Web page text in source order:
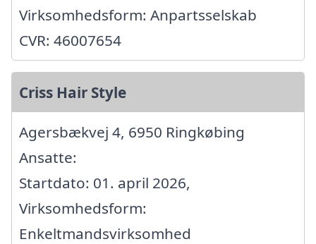
Virksomhedsform: Anpartsselskab
CVR: 46007654
Criss Hair Style
Agersbækvej 4, 6950 Ringkøbing
Ansatte:
Startdato: 01. april 2026,
Virksomhedsform:
Enkeltmandsvirksomhed